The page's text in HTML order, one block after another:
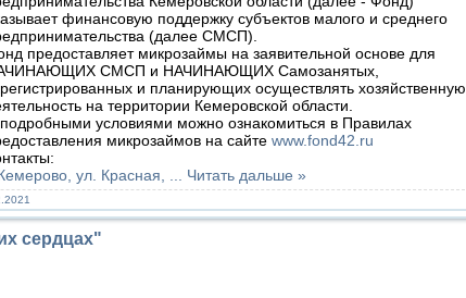
финансовую поддержку субъектов малого и среднего
(далее СМСП).
предоставляет микрозаймы на заявительной основе для
СМСП и НАЧИНАЮЩИХ Самозанятых,
и планирующих осуществлять хозяйственную
на территории Кемеровской области.
условиями можно ознакомиться в Правилах
микрозаймов на сайте www.fond42.ru
ул. Красная,
Читать дальше »
сердцах"